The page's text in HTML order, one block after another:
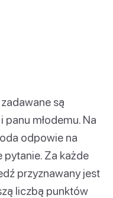
są
panu młodemu. Na
odpowie na
pytanie. Za każde
przyznawany jest
liczbą punktów